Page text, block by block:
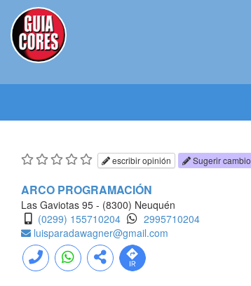
escribir opinión Sugerir cambio
ARCO PROGRAMACIÓN
Las Gaviotas 95 - (8300) Neuquén
(0299) 155710204
2995710204
luisparadawagner@gmail.com